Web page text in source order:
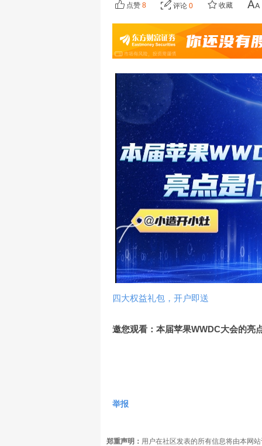
点赞 8 评论 0 收藏
四大权益礼包，开户即送
邀您观看：本届苹果WWDC大会的亮
举报
郑重声明： 用户在社区发表的所有信息将由本网